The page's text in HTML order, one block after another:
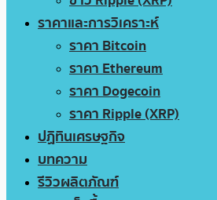
ราคาและการวิเคราะห์
ราคา Bitcoin
ราคา Ethereum
ราคา Dogecoin
ราคา Ripple (XRP)
ปฏิทินเศรษฐกิจ
บทความ
รีวิวผลิตภัณฑ์